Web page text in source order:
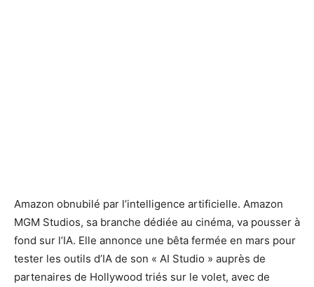
Amazon obnubilé par l’intelligence artificielle. Amazon
MGM Studios, sa branche dédiée au cinéma, va pousser à
fond sur l’IA. Elle annonce une bêta fermée en mars pour
tester les outils d’IA de son « AI Studio » auprès de
partenaires de Hollywood triés sur le volet, avec de